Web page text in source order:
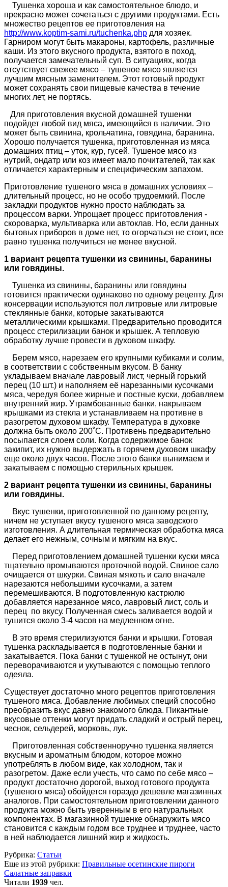
Тушенка хороша и как самостоятельное блюдо, и
прекрасно может сочетаться с другими продуктами. Есть
множество рецептов ее приготовления на
http://www.koptim-sami.ru/tuchenka.php для хозяек.
Гарниром могут быть макароны, картофель, различные
каши. Из этого вкусного продукта, взятого в поход,
получается замечательный суп. В ситуациях, когда
отсутствует свежее мясо – тушеное мясо является
лучшим мясным заменителем. Этот готовый продукт
может сохранять свои пищевые качества в течение
многих лет, не портясь.
Для приготовления вкусной домашней тушенки
подойдет любой вид мяса, имеющийся в наличии. Это
может быть свинина, крольчатина, говядина, баранина.
Хорошо получается тушенка, приготовленная из мяса
домашних птиц – уток, кур, гусей. Тушеное мясо из
нутрий, ондатр или коз имеет мало почитателей, так как
отличается характерным и специфическим запахом.
Приготовление тушеного мяса в домашних условиях –
длительный процесс, но не особо трудоемкий. После
закладки продуктов нужно просто наблюдать за
процессом варки. Упрощает процесс приготовления -
скороварка, мультиварка или автоклав. Но, если данных
бытовых приборов в доме нет, то огорчаться не стоит, все
равно тушенка получиться не менее вкусной.
1 вариант рецепта тушенки из свинины, баранины
или говядины.
Тушенка из свинины, баранины или говядины
готовится практически одинаково по одному рецепту. Для
консервации используются пол литровые или литровые
стеклянные банки, которые закатываются
металлическими крышками. Предварительно проводится
процесс стерилизации банок и крышек. А тепловую
обработку лучше провести в духовом шкафу.
Берем мясо, нарезаем его крупными кубиками и солим,
в соответствии с собственным вкусом. В банку
укладываем вначале лавровый лист, черный горький
перец (10 шт.) и наполняем её нарезанными кусочками
мяса, чередуя более жирные и постные куски, добавляем
внутренний жир. Утрамбованные банки, накрываем
крышками из стекла и устанавливаем на противне в
разогретом духовом шкафу. Температура в духовке
должна быть около 200˚С. Противень предварительно
посыпается слоем соли. Когда содержимое банок
закипит, их нужно выдержать в горячем духовом шкафу
еще около двух часов. После этого банки вынимаем и
закатываем с помощью стерильных крышек.
2 вариант рецепта тушенки из свинины, баранины
или говядины.
Вкус тушенки, приготовленной по данному рецепту,
ничем не уступает вкусу тушеного мяса заводского
изготовления. А длительная термическая обработка мяса
делает его нежным, сочным и мягким на вкус.
Перед приготовлением домашней тушенки куски мяса
тщательно промываются проточной водой. Свиное сало
очищается от шкурки. Свиная мякоть и сало вначале
нарезаются небольшими кусочками, а затем
перемешиваются. В подготовленную кастрюлю
добавляется нарезанное мясо, лавровый лист, соль и
перец по вкусу. Полученная смесь заливается водой и
тушится около 3-4 часов на медленном огне.
В это время стерилизуются банки и крышки. Готовая
тушенка раскладывается в подготовленные банки и
закатывается. Пока банки с тушенкой не остынут, они
переворачиваются и укутываются с помощью теплого
одеяла.
Существует достаточно много рецептов приготовления
тушеного мяса. Добавление любимых специй способно
преобразить вкус давно знакомого блюда. Пикантные
вкусовые оттенки могут придать сладкий и острый перец,
чеснок, сельдерей, морковь, лук.
Приготовленная собственноручно тушенка является
вкусным и ароматным блюдом, которое можно
употреблять в любом виде, как холодном, так и
разогретом. Даже если учесть, что само по себе мясо –
продукт достаточно дорогой, выход готового продукта
(тушеного мяса) обойдется гораздо дешевле магазинных
аналогов. При самостоятельном приготовлении данного
продукта можно быть уверенным в его натуральных
компонентах. В магазинной тушенке обнаружить мясо
становится с каждым годом все труднее и труднее, часто
в ней наблюдается лишний жир и жидкость.
Рубрика: Статьи
Еще из этой рубрики: Правильные осетинские пироги
Салатные заправки
Читали 1939 чел.